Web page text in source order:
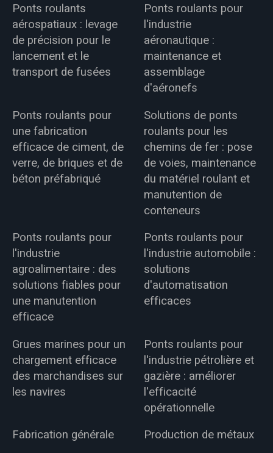
Ponts roulants
aérospatiaux : levage
de précision pour le
lancement et le
transport de fusées
Ponts roulants pour
l'industrie
aéronautique :
maintenance et
assemblage
d'aéronefs
Ponts roulants pour
une fabrication
efficace de ciment, de
verre, de briques et de
béton préfabriqué
Solutions de ponts
roulants pour les
chemins de fer : pose
de voies, maintenance
du matériel roulant et
manutention de
conteneurs
Ponts roulants pour
l'industrie
agroalimentaire : des
solutions fiables pour
une manutention
efficace
Ponts roulants pour
l'industrie automobile :
solutions
d'automatisation
efficaces
Grues marines pour un
chargement efficace
des marchandises sur
les navires
Ponts roulants pour
l'industrie pétrolière et
gazière : améliorer
l'efficacité
opérationnelle
Fabrication générale
Production de métaux